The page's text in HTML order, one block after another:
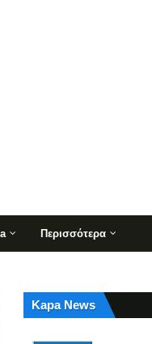
Περισσότερα
Kapa News